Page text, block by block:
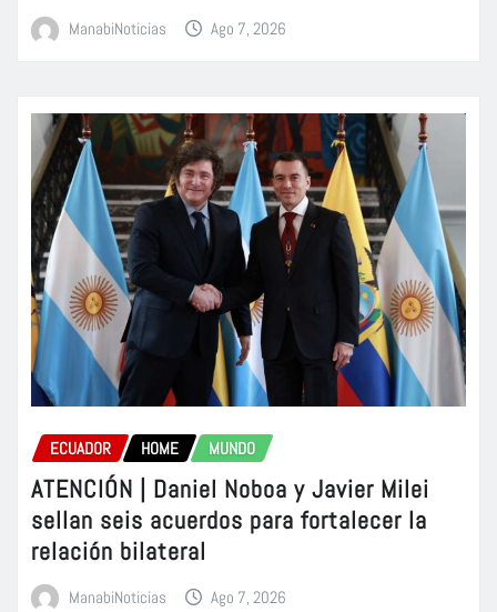
ManabiNoticias Ago 7, 2026
ECUADOR HOME MUNDO
ATENCIÓN | Daniel Noboa y Javier Milei
sellan seis acuerdos para fortalecer la
relación bilateral
ManabiNoticias Ago 7, 2026